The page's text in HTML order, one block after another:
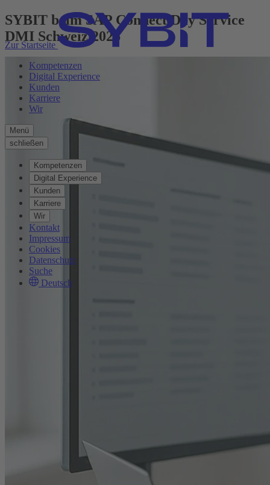
Zur Startseite
Kompetenzen
Digital Experience
Kunden
Karriere
Wir
Menü
schließen
Kompetenzen
Digital Experience
Kunden
Karriere
Wir
Kontakt
Impressum
Cookies
Datenschutz
Suche
Deutsch
SYBIT beim SAP Connect Day Service
DMI Schweiz 2026